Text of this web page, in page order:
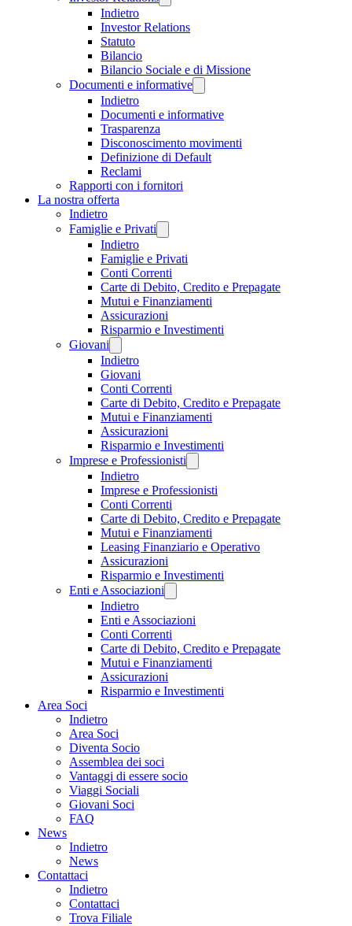
Indietro
Investor Relations
Statuto
Bilancio
Bilancio Sociale e di Missione
Documenti e informative
Indietro
Documenti e informative
Trasparenza
Disconoscimento movimenti
Definizione di Default
Reclami
Rapporti con i fornitori
La nostra offerta
Indietro
Famiglie e Privati
Indietro
Famiglie e Privati
Conti Correnti
Carte di Debito, Credito e Prepagate
Mutui e Finanziamenti
Assicurazioni
Risparmio e Investimenti
Giovani
Indietro
Giovani
Conti Correnti
Carte di Debito, Credito e Prepagate
Mutui e Finanziamenti
Assicurazioni
Risparmio e Investimenti
Imprese e Professionisti
Indietro
Imprese e Professionisti
Conti Correnti
Carte di Debito, Credito e Prepagate
Mutui e Finanziamenti
Leasing Finanziario e Operativo
Assicurazioni
Risparmio e Investimenti
Enti e Associazioni
Indietro
Enti e Associazioni
Conti Correnti
Carte di Debito, Credito e Prepagate
Mutui e Finanziamenti
Assicurazioni
Risparmio e Investimenti
Area Soci
Indietro
Area Soci
Diventa Socio
Assemblea dei soci
Vantaggi di essere socio
Viaggi Sociali
Giovani Soci
FAQ
News
Indietro
News
Contattaci
Indietro
Contattaci
Trova Filiale